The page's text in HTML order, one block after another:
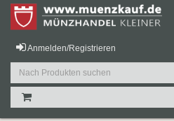
Anmelden/Registrieren